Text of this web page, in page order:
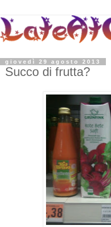
giovedì 29 agosto 2013
Succo di frutta?